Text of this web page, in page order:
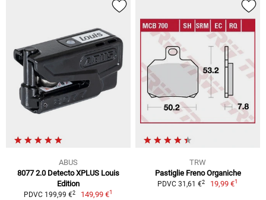
ABUS
8077 2.0 Detecto XPLUS Louis
Edition
PDVC 199,99 €2 149,99 €1
TRW
Pastiglie Freno Organiche
PDVC 31,61 €2 19,99 €1